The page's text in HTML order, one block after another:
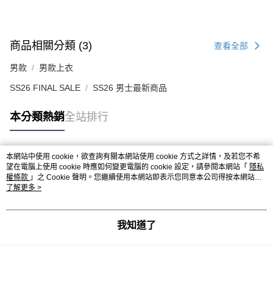
商品相關分類 (3) 查看全部
男款 男款上衣
SS26 FINAL SALE SS26 男士最新商品
本分類熱銷全站排行
熱門標籤
本網站中使用 cookie，欲查詢有關本網站使用 cookie 方式之詳情，及若您不希
望在電腦上使用 cookie 時應如何變更電腦的 cookie 設定，請參閱本網站「 隱私
權條款 」之 Cookie 聲明。您繼續使用本網站即表示您同意本公司得按本網站使
用條款之 Cookie 聲明使用 cookie。
了解更多 >
我知道了